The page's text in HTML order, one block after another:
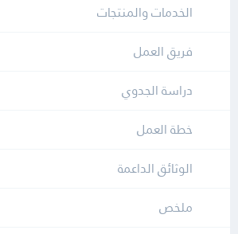
الخدمات والمنتجات
فريق العمل
دراسة الجدوي
خطة العمل
الوثائق الداعمة
ملخص